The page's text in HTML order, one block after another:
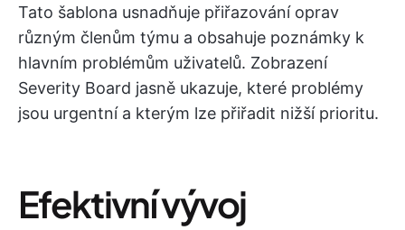
Tato šablona usnadňuje přiřazování oprav
různým členům týmu a obsahuje poznámky k
hlavním problémům uživatelů. Zobrazení
Severity Board jasně ukazuje, které problémy
jsou urgentní a kterým lze přiřadit nižší prioritu.
Efektivní vývoj